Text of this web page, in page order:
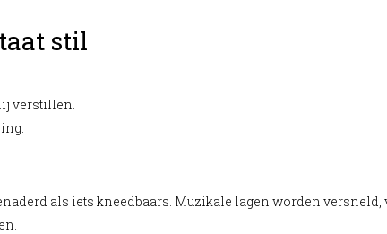
stil
verstillen.
als iets kneedbaars. Muzikale lagen worden